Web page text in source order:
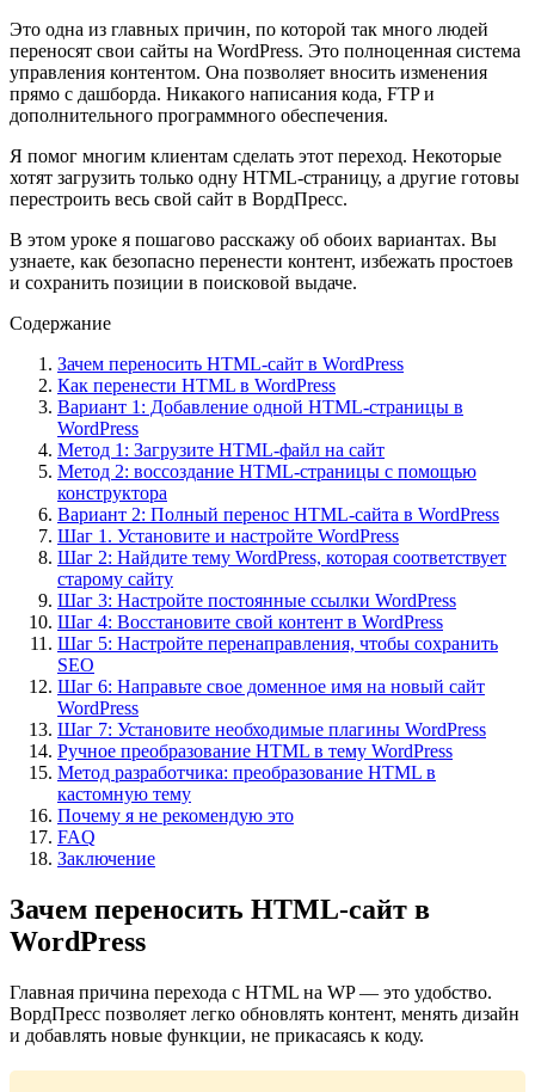
Это одна из главных причин, по которой так много людей
переносят свои сайты на WordPress. Это полноценная система
управления контентом. Она позволяет вносить изменения
прямо с дашборда. Никакого написания кода, FTP и
дополнительного программного обеспечения.
Я помог многим клиентам сделать этот переход. Некоторые
хотят загрузить только одну HTML-страницу, а другие готовы
перестроить весь свой сайт в ВордПресс.
В этом уроке я пошагово расскажу об обоих вариантах. Вы
узнаете, как безопасно перенести контент, избежать простоев
и сохранить позиции в поисковой выдаче.
Содержание
Зачем переносить HTML-сайт в WordPress
Как перенести HTML в WordPress
Вариант 1: Добавление одной HTML-страницы в
WordPress
Метод 1: Загрузите HTML-файл на сайт
Метод 2: воссоздание HTML-страницы с помощью
конструктора
Вариант 2: Полный перенос HTML-сайта в WordPress
Шаг 1. Установите и настройте WordPress
Шаг 2: Найдите тему WordPress, которая соответствует
старому сайту
Шаг 3: Настройте постоянные ссылки WordPress
Шаг 4: Восстановите свой контент в WordPress
Шаг 5: Настройте перенаправления, чтобы сохранить
SEO
Шаг 6: Направьте свое доменное имя на новый сайт
WordPress
Шаг 7: Установите необходимые плагины WordPress
Ручное преобразование HTML в тему WordPress
Метод разработчика: преобразование HTML в
кастомную тему
Почему я не рекомендую это
FAQ
Заключение
Зачем переносить HTML-сайт в
WordPress
Главная причина перехода с HTML на WP — это удобство.
ВордПресс позволяет легко обновлять контент, менять дизайн
и добавлять новые функции, не прикасаясь к коду.